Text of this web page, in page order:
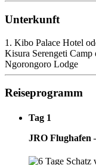
Unterkunft
1. Kibo Palace Hotel
Kisura Serengeti
Ngorongoro Lodge
Reiseprogramm
Tag 1
JRO Flughafen